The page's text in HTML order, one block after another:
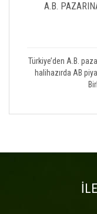
A.B.
Türkiye’den A.B.
halihazırda AB